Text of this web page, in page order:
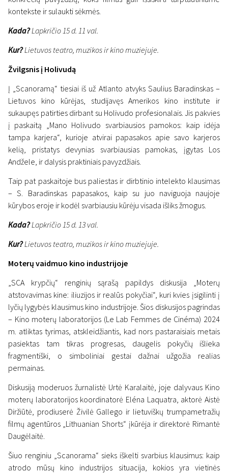
kontekste ir sulaukti sėkmės.
Kada?Lapkričio 15 d. 11 val.
Kur?Lietuvos teatro, muzikos ir kino muziejuje.
Žvilgsnis į Holivudą
Į „Scanoramą“ tiesiai iš už Atlanto atvyks Saulius Baradinskas –
Lietuvos kino kūrėjas, studijavęs Amerikos kino institute ir
sukaupęs patirties dirbant su Holivudo profesionalais. Jis pakvies
į paskaitą „Mano Holivudo svarbiausios pamokos: kaip idėja
tampa karjera“, kurioje atvirai papasakos apie savo karjeros
kelią, pristatys devynias svarbiausias pamokas, įgytas Los
Andžele, ir dalysis praktiniais pavyzdžiais.
Taip pat paskaitoje bus paliestas ir dirbtinio intelekto klausimas
– S. Baradinskas papasakos, kaip su juo naviguoja naujoje
kūrybos eroje ir kodėl svarbiausiu kūrėju visada išliks žmogus.
Kada?Lapkričio 15 d. 13 val.
Kur?Lietuvos teatro, muzikos ir kino muziejuje.
Moterų vaidmuo kino industrijoje
„SCA krypčių“ renginių sąrašą papildys diskusija „Moterų
atstovavimas kine: iliuzijos ir realūs pokyčiai“, kuri kvies įsigilinti į
lyčių lygybės klausimus kino industrijoje. Šios diskusijos pagrindas
– Kino moterų laboratorijos (Le Lab Femmes de Cinéma) 2024
m. atliktas tyrimas, atskleidžiantis, kad nors pastaraisiais metais
pasiektas tam tikras progresas, daugelis pokyčių išlieka
fragmentiški, o simboliniai gestai dažnai užgožia realias
permainas.
Diskusiją moderuos žurnalistė Urtė Karalaitė, joje dalyvaus Kino
moterų laboratorijos koordinatorė Eléna Laquatra, aktorė Aistė
Diržiūtė, prodiuserė Živilė Gallego ir lietuviškų trumpametražių
filmų agentūros „Lithuanian Shorts“ įkūrėja ir direktorė Rimantė
Daugėlaitė.
Šiuo renginiu „Scanorama“ sieks iškelti svarbius klausimus: kaip
atrodo mūsų kino industrijos situacija, kokios yra vietinės